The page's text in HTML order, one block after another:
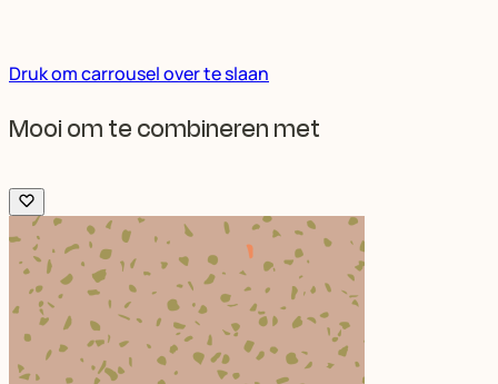
Druk om carrousel over te slaan
Mooi om te combineren met